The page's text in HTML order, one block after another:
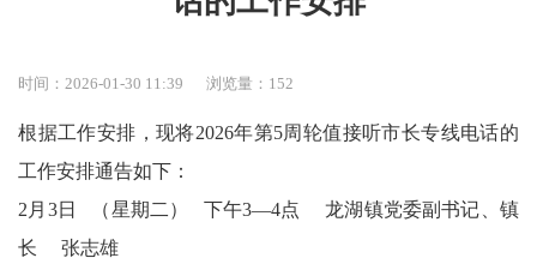
时间：2026-01-30 11:39 浏览量： 152
根据工作安排，现将2026年第5周轮值接听市长专线电话的
工作安排通告如下：
2月3日 （星期二）
下午3—4点 龙湖镇党委副书记、镇
长 张志雄